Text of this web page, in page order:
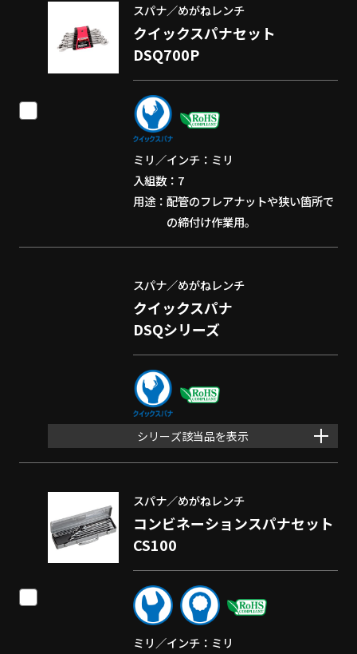
スパナ／めがねレンチ
クイックスパナセット
DSQ700P
ミリ／インチ
ミリ
入組数
7
用途
配管のフレアナットや狭い箇所で
の締付け作業用。
スパナ／めがねレンチ
クイックスパナ
DSQシリーズ
シリーズ該当品を表示
スパナ／めがねレンチ
コンビネーションスパナセット
CS100
ミリ／インチ
ミリ